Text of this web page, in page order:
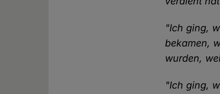
"Ich ging,
bekamen,
wurden,
"Ich ging,